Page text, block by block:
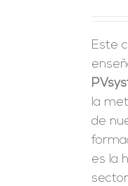
Este
la
de
es la